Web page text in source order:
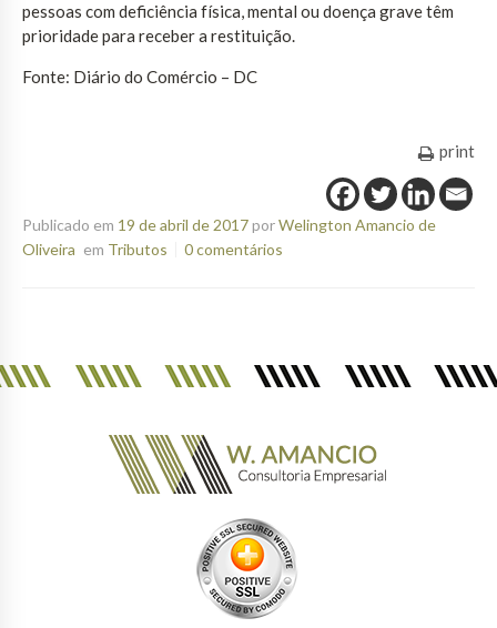
pessoas com deficiência física, mental ou doença grave têm
prioridade para receber a restituição.
Fonte: Diário do Comércio – DC
print
Publicado em 19 de abril de 2017porWelington Amancio de
Oliveira em Tributos 0 comentários